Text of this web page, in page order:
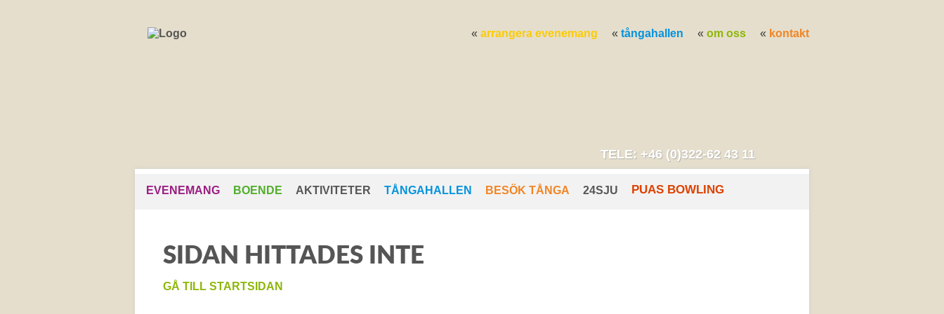
arrangera evenemang tångahallen om oss kontakt
TELE: +46 (0)322-62 43 11
EVENEMANG BOENDE AKTIVITETER TÅNGAHALLEN BESÖK TÅNGA 24SJU PUAS BOWLING
SIDAN HITTADES INTE
GÅ TILL STARTSIDAN